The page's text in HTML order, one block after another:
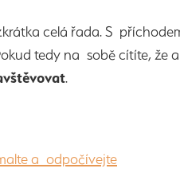
celá řada. S
tedy na sobě cítíte, že
.
a odpočívejte